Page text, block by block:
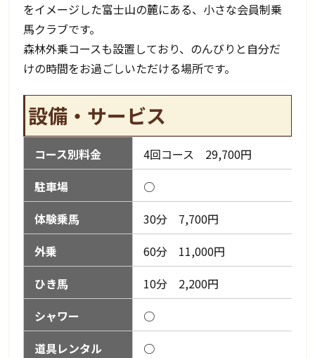
をイメージした富士山の麓にある、小さな会員制乗
馬クラブです。
森林外乗コースも設置しており、のんびりと自分だ
けの時間をお過ごしいただける場所です。
設備・サービス
コース別料金
4回コース 29,700円
駐車場
○
体験乗馬
30分 7,700円
外乗
60分 11,000円
ひき馬
10分 2,200円
シャワー
○
道具レンタル
○